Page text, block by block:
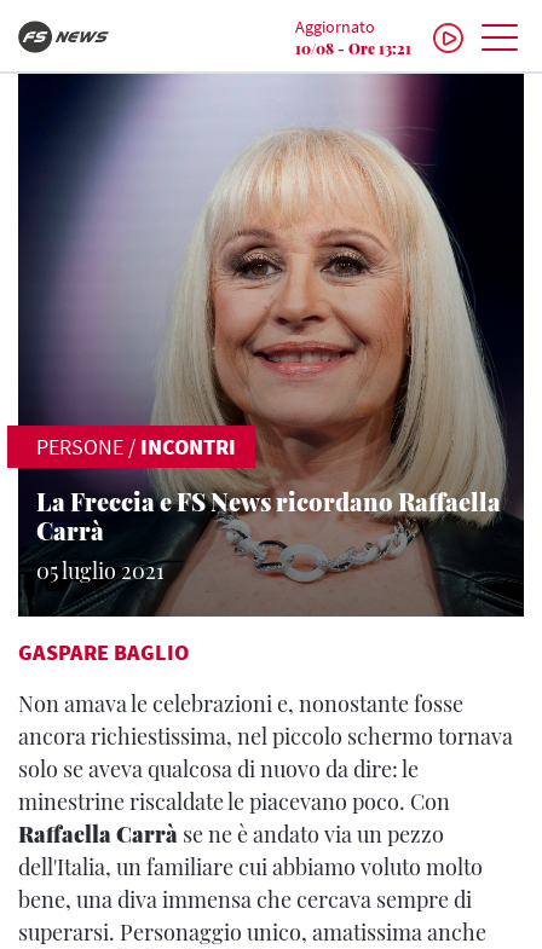
Aggiornato
10/08 - Ore 13:21
PERSONE / INCONTRI
La Freccia e FS News ricordano Raffaella
Carrà
05 luglio 2021
GASPARE BAGLIO
Non amava le celebrazioni e, nonostante fosse
ancora richiestissima, nel piccolo schermo tornava
solo se aveva qualcosa di nuovo da dire: le
minestrine riscaldate le piacevano poco. Con
Raffaella Carrà se ne è andato via un pezzo
dell'Italia, un familiare cui abbiamo voluto molto
bene, una diva immensa che cercava sempre di
superarsi. Personaggio unico, amatissima anche